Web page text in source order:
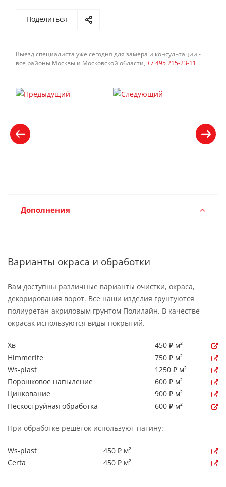
Поделиться
Выезд специалиста уже сегодня для замера и консультации -
все районы Москвы и Московской области, +7 495 215-23-11
Дополнения
Варианты окраса и обработки
Вам доступны различные варианты очистки, окраса,
декорирования ворот. Все наши изделия грунтуются
полиуретан-акриловым грунтом Полилайн. В качестве
окрасак используются виды покрытий.
Хв
450 ₽ м²
Himmerite
750 ₽ м²
Ws-plast
1250 ₽ м²
Порошковое напыление
600 ₽ м²
Цинкование
900 ₽ м²
Пескоструйная обработка
600 ₽ м²
При обработке решёток используют патину:
Ws-plast
450 ₽ м²
Certa
450 ₽ м²